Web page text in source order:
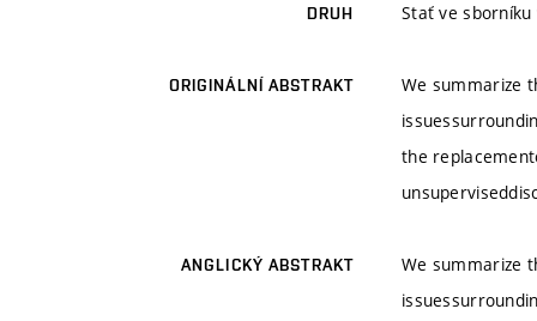
DRUH Stať ve sborníku
ORIGINÁLNÍ ABSTRAKT
We summarize
the
ANGLICKÝ ABSTRAKT
We summarize